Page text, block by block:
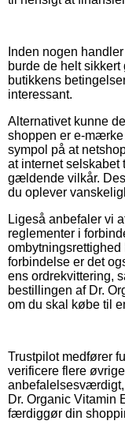
Inden nogen
burde de helt
butikkens
interessant.
Alternativet kunne
shoppen er e-
sympol på at
at internet selskabet
gældende vilkår.
du oplever
Ligeså anbefaler vi
reglementer i
ombytningsrettighed
forbindelse er det
ens ordrekvittering,
bestillingen af Dr.
om du skal købe til
Trustpilot medfører
verificere flere
Dr. Organic Vitamin
færdiggør din